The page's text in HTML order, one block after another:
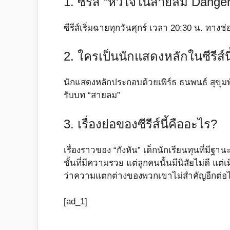
ซีรีส์เริ่มฉายทุกวันศุกร์ เวลา 20:30 น. ทาง
2. ใครเป็นนักแสดงหลักในซีรีส์
นักแสดงหลักประกอบด้วยเพิร์ธ ธนพนธ์ สุขุ
รับบท “สายลม”
3. เรื่องย่อของซีรีส์นี้คืออะไร?
เรื่องราวของ “กังหัน” เด็กนักเรียนทุนที่มีฐา
ชั้นที่มีความรวย แต่ลูกคนนั้นมีนิสัยไม่ดี แต่เ
ว่าความแตกต่างของพวกเขาไม่สำคัญอีกต่อ
[ad_1]